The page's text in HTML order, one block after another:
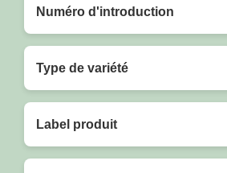
Numéro d'introduction
Type de variété
Label produit